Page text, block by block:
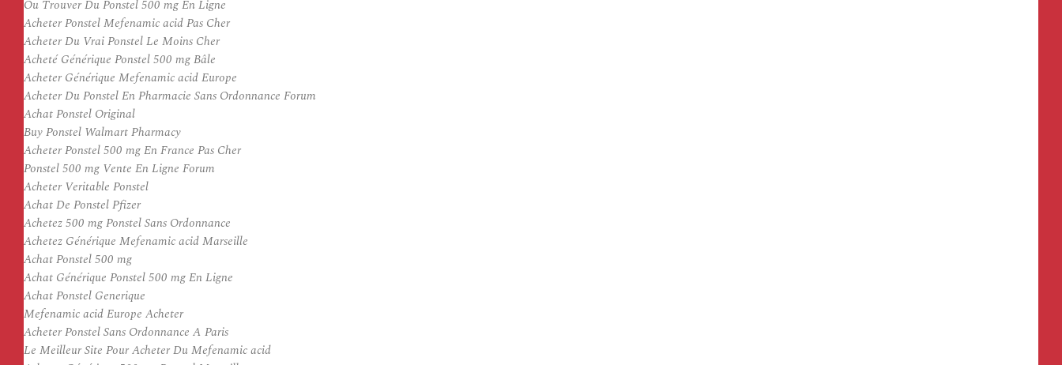
Ou Trouver Du Ponstel 500 mg En Ligne
Acheter Ponstel Mefenamic acid Pas Cher
Acheter Du Vrai Ponstel Le Moins Cher
Acheté Générique Ponstel 500 mg Bâle
Acheter Générique Mefenamic acid Europe
Acheter Du Ponstel En Pharmacie Sans Ordonnance Forum
Achat Ponstel Original
Buy Ponstel Walmart Pharmacy
Acheter Ponstel 500 mg En France Pas Cher
Ponstel 500 mg Vente En Ligne Forum
Acheter Veritable Ponstel
Achat De Ponstel Pfizer
Achetez 500 mg Ponstel Sans Ordonnance
Achetez Générique Mefenamic acid Marseille
Achat Ponstel 500 mg
Achat Générique Ponstel 500 mg En Ligne
Achat Ponstel Generique
Mefenamic acid Europe Acheter
Acheter Ponstel Sans Ordonnance A Paris
Le Meilleur Site Pour Acheter Du Mefenamic acid